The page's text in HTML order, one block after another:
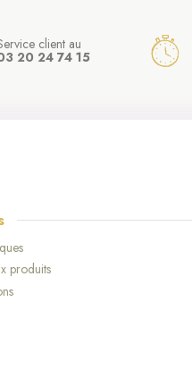
client au
20 24 74 15
produits